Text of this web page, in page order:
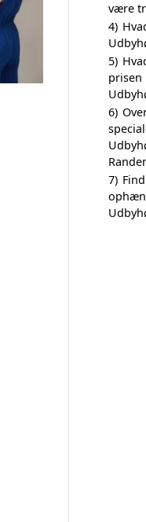
være
4)
5)
6)
7)